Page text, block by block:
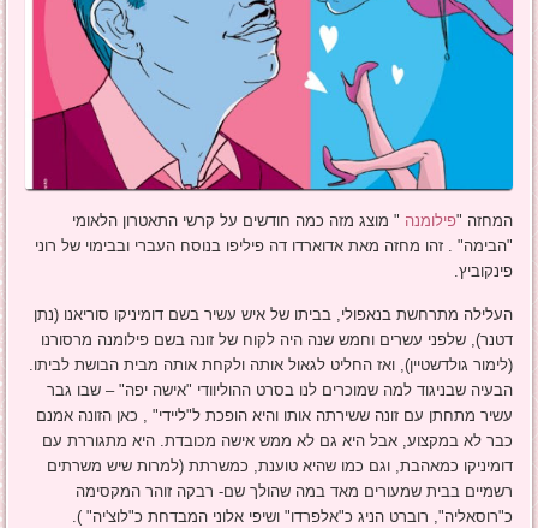
המחזה "פילומנה " מוצג מזה כמה חודשים על קרשי התאטרון הלאומי
"הבימה" . זהו מחזה מאת אדוארדו דה פיליפו בנוסח העברי ובבימוי של רוני
פינקוביץ.
העלילה מתרחשת בנאפולי, בביתו של איש עשיר בשם דומיניקו סוריאנו (נתן
דטנר), שלפני עשרים וחמש שנה היה לקוח של זונה בשם פילומנה מרסורנו
(לימור גולדשטיין), ואז החליט לגאול אותה ולקחת אותה מבית הבושת לביתו.
הבעיה שבניגוד למה שמוכרים לנו בסרט ההוליוודי "אישה יפה" – שבו גבר
עשיר מתחתן עם זונה ששירתה אותו והיא הופכת ל"ליידי" , כאן הזונה אמנם
כבר לא במקצוע, אבל היא גם לא ממש אישה מכובדת. היא מתגוררת עם
דומיניקו כמאהבת, וגם כמו שהיא טוענת, כמשרתת (למרות שיש משרתים
רשמיים בבית שמעורים מאד במה שהולך שם- רבקה זוהר המקסימה
כ"רוסאליה", רוברט הניג כ"אלפרדו" ושיפי אלוני המבדחת כ"לוצ'יה" ).